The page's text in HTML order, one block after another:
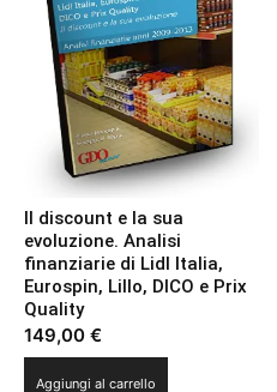
Il discount e la sua
evoluzione. Analisi
finanziarie di Lidl Italia,
Eurospin, Lillo, DICO e Prix
Quality
149,00 €
Aggiungi al carrello